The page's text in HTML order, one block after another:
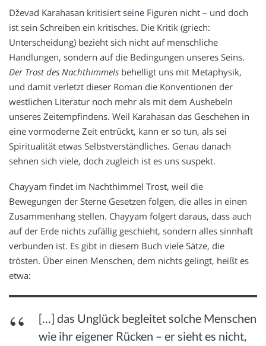
Dževad Karahasan kritisiert seine Figuren nicht – und doch
ist sein Schreiben ein kritisches. Die Kritik (griech:
Unterscheidung) bezieht sich nicht auf menschliche
Handlungen, sondern auf die Bedingungen unseres Seins.
Der Trost des Nachthimmels behelligt uns mit Metaphysik,
und damit verletzt dieser Roman die Konventionen der
westlichen Literatur noch mehr als mit dem Aushebeln
unseres Zeitempfindens. Weil Karahasan das Geschehen in
eine vormoderne Zeit entrückt, kann er so tun, als sei
Spiritualität etwas Selbstverständliches. Genau danach
sehnen sich viele, doch zugleich ist es uns suspekt.
Chayyam findet im Nachthimmel Trost, weil die
Bewegungen der Sterne Gesetzen folgen, die alles in einen
Zusammenhang stellen. Chayyam folgert daraus, dass auch
auf der Erde nichts zufällig geschieht, sondern alles sinnhaft
verbunden ist. Es gibt in diesem Buch viele Sätze, die
trösten. Über einen Menschen, dem nichts gelingt, heißt es
etwa:
[…] das Unglück begleitet solche Menschen
wie ihr eigener Rücken – er sieht es nicht,